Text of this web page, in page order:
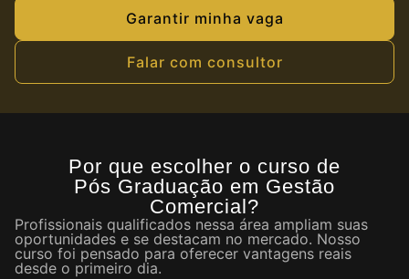
Garantir minha vaga
Falar com consultor
Por que escolher o curso de
Pós Graduação em Gestão
Comercial?
Profissionais qualificados nessa área ampliam suas
oportunidades e se destacam no mercado. Nosso
curso foi pensado para oferecer vantagens reais
desde o primeiro dia.